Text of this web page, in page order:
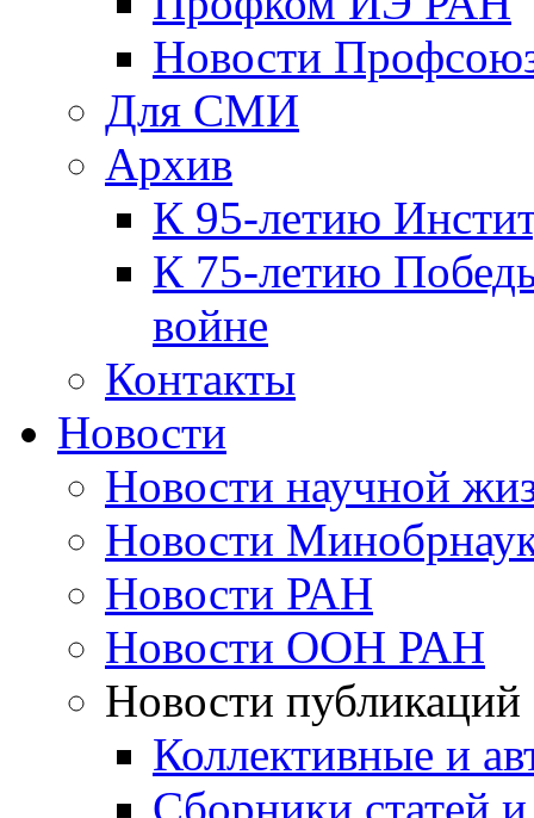
Новости
Для СМИ
Архив
К 95-летию
К 75-летию
войне
Контакты
Новости
Новости научной
Новости
Новости РАН
Новости ООН РАН
Новости публикаций
Коллективные и
Сборники статей